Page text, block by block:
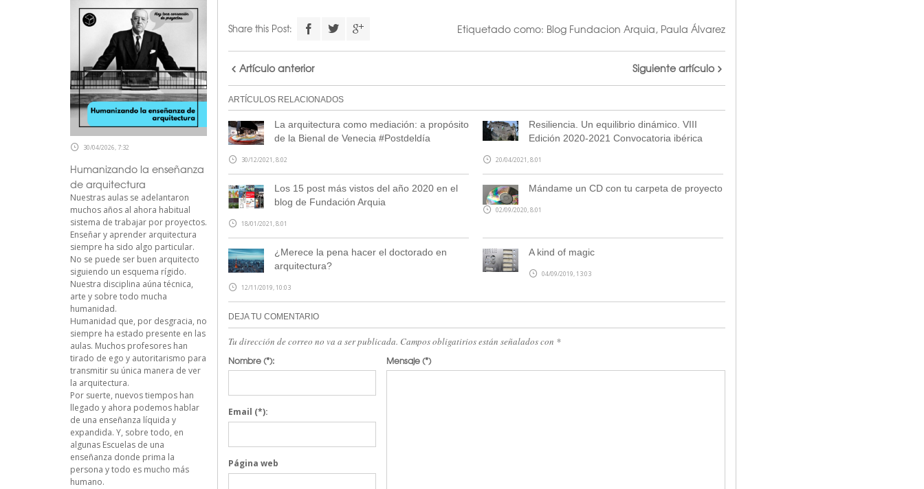
Share this Post: Etiquetado como: Blog Fundacion Arquia, Paula Álvarez
Artículo anterior Siguiente artículo
ARTÍCULOS RELACIONADOS
La arquitectura como mediación: a propósito
de la Bienal de Venecia #Postdeldía
30/12/2021, 8:02
Resiliencia. Un equilibrio dinámico. VIII
Edición 2020-2021 Convocatoria ibérica
20/04/2021, 8:01
Los 15 post más vistos del año 2020 en el
blog de Fundación Arquia
18/01/2021, 8:01
Mándame un CD con tu carpeta de proyecto
02/09/2020, 8:01
¿Merece la pena hacer el doctorado en
arquitectura?
12/11/2019, 10:03
A kind of magic
04/09/2019, 13:03
DEJA TU COMENTARIO
Tu dirección de correo no va a ser publicada. Campos obligatirios están señalados con *
Mensaje(*)
Nombre(*):
Email (*):
Página web
30/04/2026, 7:32
Humanizando la enseñanza
de arquitectura
Nuestras aulas se adelantaron
muchos años al ahora habitual
sistema de trabajar por proyectos.
Enseñar y aprender arquitectura
siempre ha sido algo particular.
No se puede ser buen arquitecto
siguiendo un esquema rígido.
Nuestra disciplina aúna técnica,
arte y sobre todo mucha
humanidad.
Humanidad que, por desgracia, no
siempre ha estado presente en las
aulas. Muchos profesores han
tirado de ego y autoritarismo para
transmitir su única manera de ver
la arquitectura.
Por suerte, nuevos tiempos han
llegado y ahora podemos hablar
de una enseñanza líquida y
expandida. Y, sobre todo, en
algunas Escuelas de una
enseñanza donde prima la
persona y todo es mucho más
humano.